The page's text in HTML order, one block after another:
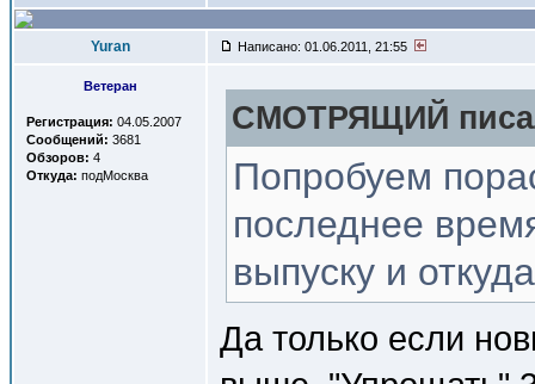
Yuran Написано: 01.06.2011, 21:55
Ветеран
Регистрация: 04.05.2007
Сообщений: 3681
Обзоров: 4
Откуда: подМосква
СМОТРЯЩИЙ
Попробуем
последнее
выпуску и
Да только если